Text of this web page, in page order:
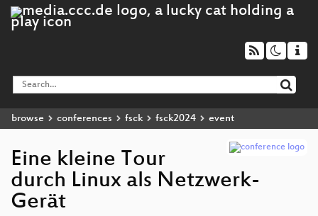
browse conferences fsck fsck2024 event
Eine kleine Tour
durch Linux als Netzwerk-
Gerät